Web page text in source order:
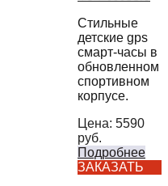
Стильные
детские gps
смарт-часы в
обновленном
спортивном
корпусе.
Цена: 5590
руб.
Подробнее
ЗАКАЗАТЬ